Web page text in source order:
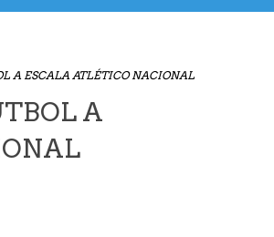
A ESCALA ATLÉTICO NACIONAL
A